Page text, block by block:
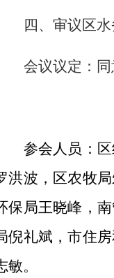
四、 审议区
会议议定：同
参会人员：
洪波，区农牧
保局王晓峰，
倪礼斌，市住
敏。